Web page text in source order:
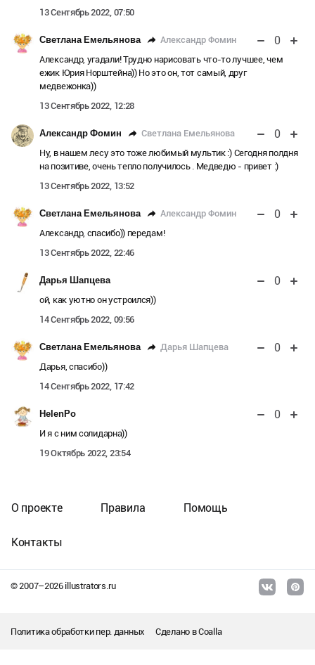
13 Сентябрь 2022, 07:50
Светлана Емельянова Александр Фомин 0
Александр, угадали! Трудно нарисовать что-то лучшее, чем
ежик Юрия Норштейна)) Но это он, тот самый, друг
медвежонка))
13 Сентябрь 2022, 12:28
Александр Фомин Светлана Емельянова 0
Ну, в нашем лесу это тоже любимый мультик :) Сегодня полдня
на позитиве, очень тепло получилось . Медведю - привет :)
13 Сентябрь 2022, 13:52
Светлана Емельянова Александр Фомин 0
Александр, спасибо)) передам!
13 Сентябрь 2022, 22:46
Дарья Шапцева 0
ой, как уютно он устроился))
14 Сентябрь 2022, 09:56
Светлана Емельянова Дарья Шапцева 0
Дарья, спасибо))
14 Сентябрь 2022, 17:42
HelenPo 0
И я с ним солидарна))
19 Октябрь 2022, 23:54
© 2007–2026illustrators.ru
О проекте Правила Помощь
Контакты
Политика обработки пер. данных Сделано вCoalla